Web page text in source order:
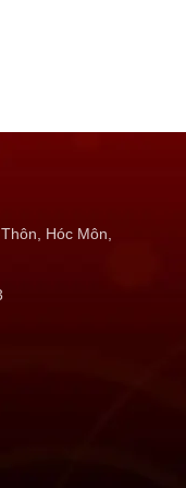
Hóc Môn,